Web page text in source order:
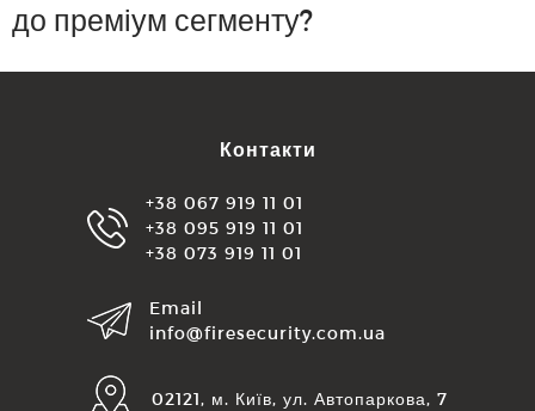
до преміум сегменту?
Контакти
+38 067 919 11 01
+38 095 919 11 01
+38 073 919 11 01
Email
info@firesecurity.com.ua
02121, м. Київ, ул. Автопаркова, 7